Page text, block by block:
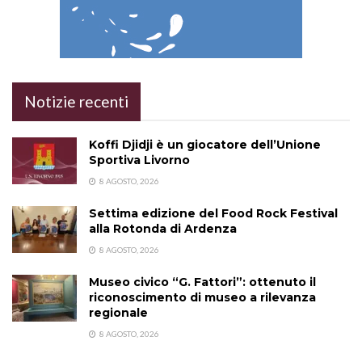
Notizie recenti
Koffi Djidji è un giocatore dell’Unione
Sportiva Livorno
8 AGOSTO, 2026
Settima edizione del Food Rock Festival
alla Rotonda di Ardenza
8 AGOSTO, 2026
Museo civico “G. Fattori”: ottenuto il
riconoscimento di museo a rilevanza
regionale
8 AGOSTO, 2026